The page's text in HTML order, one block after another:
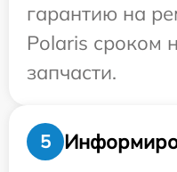
гарантию на
Polaris сроком
запчасти.
5